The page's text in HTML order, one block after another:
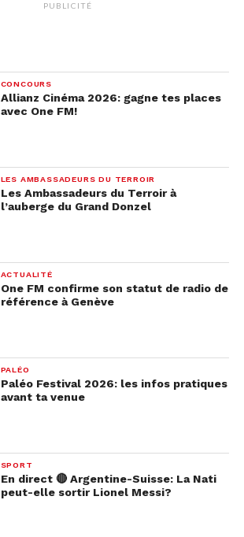
PUBLICITÉ
CONCOURS
Allianz Cinéma 2026: gagne tes places
avec One FM!
LES AMBASSADEURS DU TERROIR
Les Ambassadeurs du Terroir à
l’auberge du Grand Donzel
ACTUALITÉ
One FM confirme son statut de radio de
référence à Genève
PALÉO
Paléo Festival 2026: les infos pratiques
avant ta venue
SPORT
En direct 🔴 Argentine-Suisse: La Nati
peut-elle sortir Lionel Messi?